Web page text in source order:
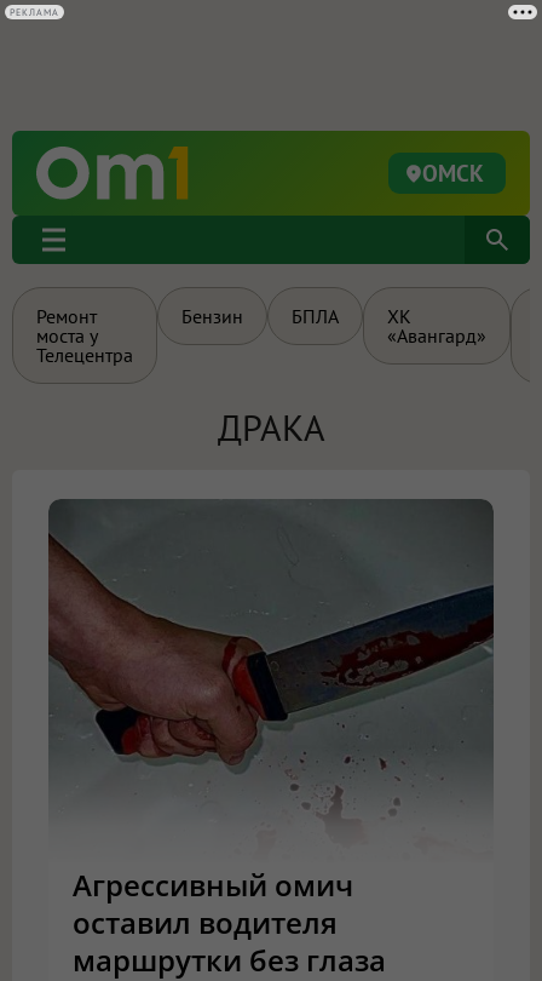
ОМСК
Ремонт
моста у
Телецентра
Бензин БПЛА
ХК
«Авангард»
ДРАКА
Агрессивный омич
оставил водителя
маршрутки без глаза
РЕКЛАМА